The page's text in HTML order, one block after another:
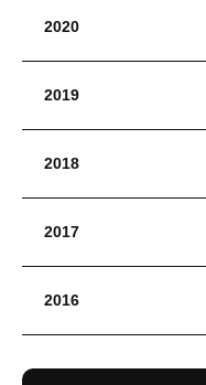
2020
2019
2018
2017
2016